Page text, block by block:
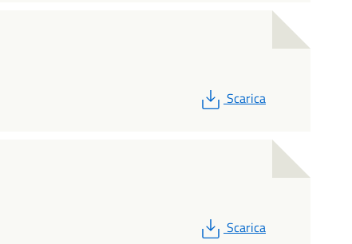
PDF
Scarica
PDF
Scarica